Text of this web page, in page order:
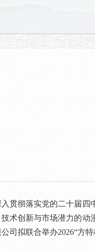
彻落实党的二十届四中
术创新与市场潜力的动
司拟联合举办2026“方